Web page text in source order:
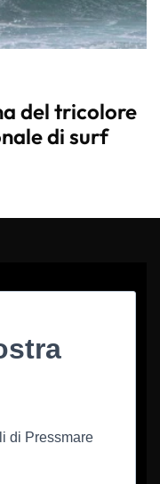
del tricolore
di surf
di Pressmare